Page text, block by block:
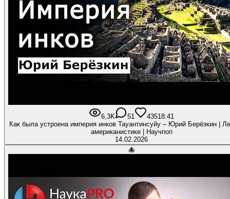
6,3K 51 43518:41
Как была устроена империя инков Тауантинсуйу – Юрий Берёзкин |
американистике | Научпоп
14.02.2026
🐙